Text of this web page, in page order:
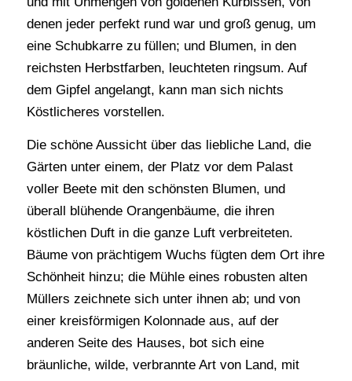
denen jeder perfekt rund war und groß genug, um
eine Schubkarre zu füllen; und Blumen, in den
reichsten Herbstfarben, leuchteten ringsum. Auf
dem Gipfel angelangt, kann man sich nichts
Köstlicheres vorstellen.
Die schöne Aussicht über das liebliche Land, die
Gärten unter einem, der Platz vor dem Palast
voller Beete mit den schönsten Blumen, und
überall blühende Orangenbäume, die ihren
köstlichen Duft in die ganze Luft verbreiteten.
Bäume von prächtigem Wuchs fügten dem Ort ihre
Schönheit hinzu; die Mühle eines robusten alten
Müllers zeichnete sich unter ihnen ab; und von
einer kreisförmigen Kolonnade aus, auf der
anderen Seite des Hauses, bot sich eine
bräunliche, wilde, verbrannte Art von Land, mit